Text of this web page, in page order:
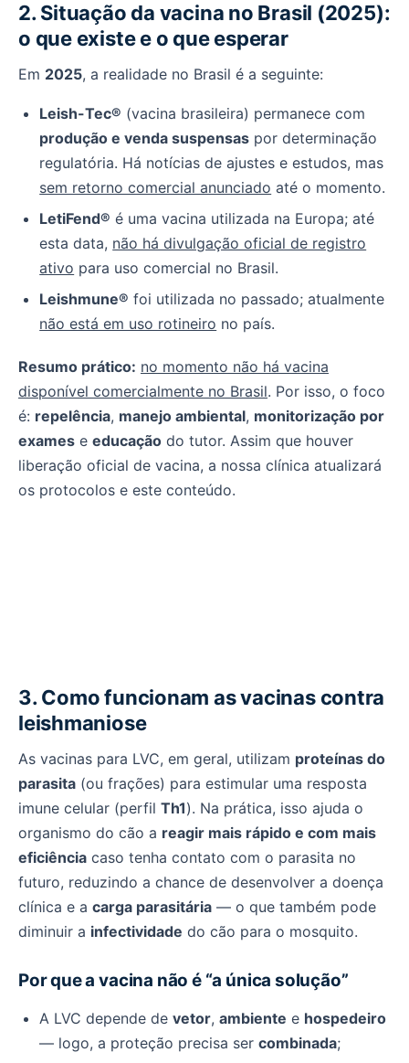
2. Situação da vacina no Brasil (2025):
o que existe e o que esperar
Em 2025, a realidade no Brasil é a seguinte:
Leish-Tec® (vacina brasileira) permanece com
produção e venda suspensas por determinação
regulatória. Há notícias de ajustes e estudos, mas
sem retorno comercial anunciado até o momento.
LetiFend® é uma vacina utilizada na Europa; até
esta data, não há divulgação oficial de registro
ativo para uso comercial no Brasil.
Leishmune® foi utilizada no passado; atualmente
não está em uso rotineiro no país.
Resumo prático: no momento não há vacina
disponível comercialmente no Brasil. Por isso, o foco
é: repelência, manejo ambiental, monitorização por
exames e educação do tutor. Assim que houver
liberação oficial de vacina, a nossa clínica atualizará
os protocolos e este conteúdo.
3. Como funcionam as vacinas contra
leishmaniose
As vacinas para LVC, em geral, utilizam proteínas do
parasita (ou frações) para estimular uma resposta
imune celular (perfil Th1). Na prática, isso ajuda o
organismo do cão a reagir mais rápido e com mais
eficiência caso tenha contato com o parasita no
futuro, reduzindo a chance de desenvolver a doença
clínica e a carga parasitária — o que também pode
diminuir a infectividade do cão para o mosquito.
Por que a vacina não é “a única solução”
A LVC depende devetor,ambiente e hospedeiro
— logo, a proteção precisa sercombinada;